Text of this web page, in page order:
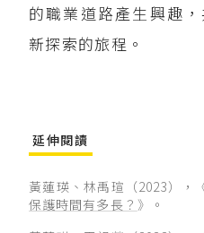
的職業道路產生興趣
新探索的旅程。
延伸閱讀
黃蓮瑛、林禹瑄（2023），
保護時間有多長？ 》。